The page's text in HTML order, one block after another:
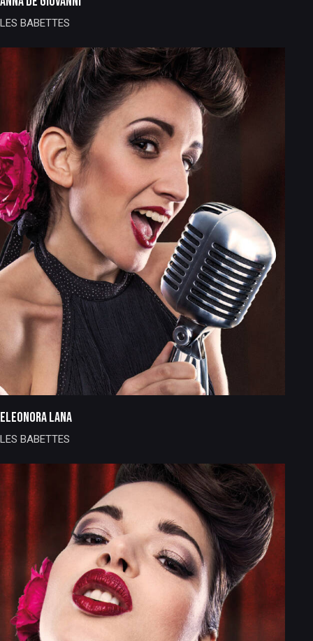
LES BABETTES
ELEONORA LANA
LES BABETTES